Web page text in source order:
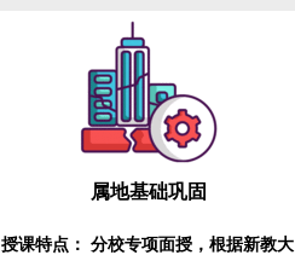
属地基础巩固
授课特点：分校专项面授，根据新教大